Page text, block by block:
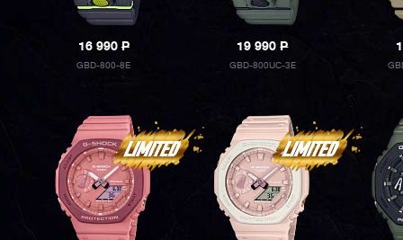
16 990P
GBD-800-8E
19 990P
GBD-800UC-3E